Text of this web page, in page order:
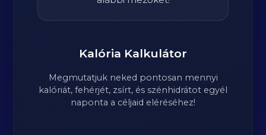
Kalória Kalkulátor
Megmutatjuk neked pontosan mennyi
kalóriát, fehérjét, zsírt, és szénhidrátot egyél
naponta a céljaid eléréséhez!